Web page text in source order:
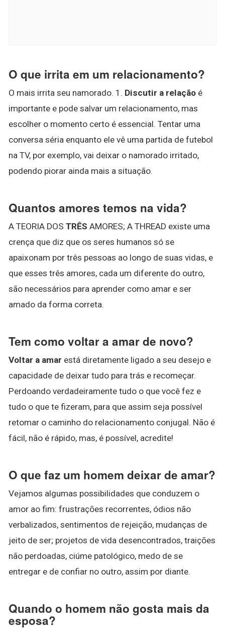
O que irrita em um relacionamento?
O mais irrita seu namorado. 1. Discutir a relação é
importante e pode salvar um relacionamento, mas
escolher o momento certo é essencial. Tentar uma
conversa séria enquanto ele vê uma partida de futebol
na TV, por exemplo, vai deixar o namorado irritado,
podendo piorar ainda mais a situação.
Quantos amores temos na vida?
A TEORIA DOS TRÊS AMORES; A THREAD existe uma
crença que diz que os seres humanos só se
apaixonam por três pessoas ao longo de suas vidas, e
que esses três amores, cada um diferente do outro,
são necessários para aprender como amar e ser
amado da forma correta.
Tem como voltar a amar de novo?
Voltar a amar está diretamente ligado a seu desejo e
capacidade de deixar tudo para trás e recomeçar.
Perdoando verdadeiramente tudo o que você fez e
tudo o que te fizeram, para que assim seja possível
retomar o caminho do relacionamento conjugal. Não é
fácil, não é rápido, mas, é possível, acredite!
O que faz um homem deixar de amar?
Vejamos algumas possibilidades que conduzem o
amor ao fim: frustrações recorrentes, ódios não
verbalizados, sentimentos de rejeição, mudanças de
jeito de ser; projetos de vida desencontrados, traições
não perdoadas, ciúme patológico, medo de se
entregar e de confiar no outro, assim por diante.
Quando o homem não gosta mais da
esposa?